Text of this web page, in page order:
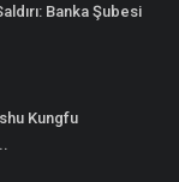
Banka Şubesi
Kungfu